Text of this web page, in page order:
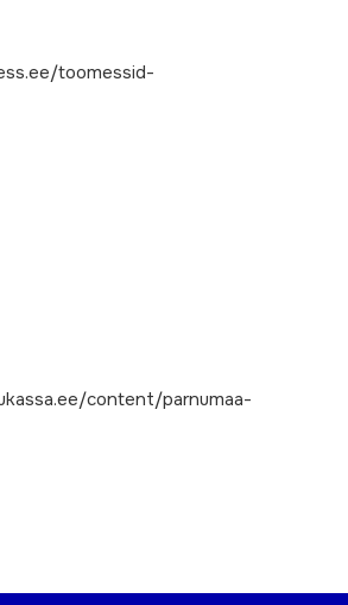
toomessid-
content/parnumaa-